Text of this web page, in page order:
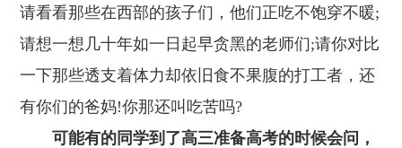
请看看那些在西部的孩子们，他们正吃不饱穿不暖;
请想一想几十年如一日起早贪黑的老师们;请你对比
一下那些透支着体力却依旧食不果腹的打工者，还
有你们的爸妈!你那还叫吃苦吗?
可能有的同学到了高三准备高考的时候会问，